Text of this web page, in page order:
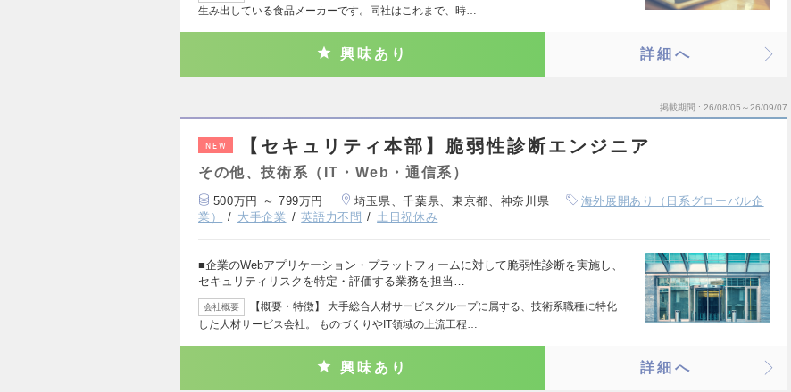
生み出している食品メーカーです。同社はこれまで、時…
興味あり 詳細へ
掲載期間 26/08/05～26/09/07
NEW 【セキュリティ本部】脆弱性診断エンジニア
その他、技術系（IT・Web・通信系）
500万円 ～ 799万円 埼玉県、千葉県、東京都、神奈川県
海外展開あり（日系グローバル企
業）
大手企業 英語力不問 土日祝休み
■企業のWebアプリケーション・プラットフォームに対して脆弱性診断を実施し、
セキュリティリスクを特定・評価する業務を担当…
会社概要
【概要・特徴】 大手総合人材サービスグループに属する、技術系職種に特化
した人材サービス会社。 ものづくりやIT領域の上流工程…
興味あり 詳細へ